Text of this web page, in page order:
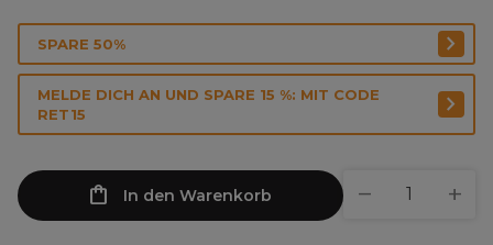
SPARE 50%
MELDE DICH AN UND SPARE 15 %: MIT CODE
RET15
In den Warenkorb